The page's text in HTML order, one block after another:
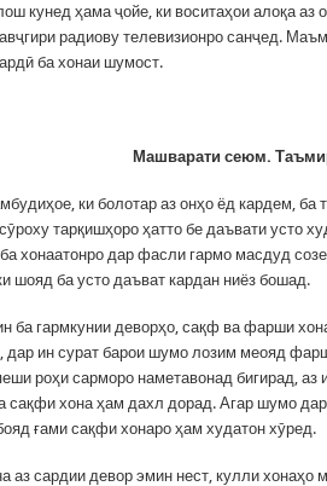
кунед ҳама ҷойе, ки воситаҳои алоқа
радиову телевизионро санҷед.
ба хонаи шумост.
Машварати сеюм.
ки болотар аз онҳо ёд кардем, ба
тарқишҳоро ҳатто бе даъвати усто
хонаатонро дар фасли гармо масдуд
шояд ба усто даъват кардан ниёз бошад.
ба гармкунии деворҳо, сақф ва фарши
дар ин сурат барои шумо лозим меояд
роҳи сарморо наметавонад бигирад,
сақфи хона ҳам дахл дорад. Агар шумо
ғами сақфи хонаро ҳам худатон хӯред.
аз сардии девор эмин нест, кулли хонаҳо